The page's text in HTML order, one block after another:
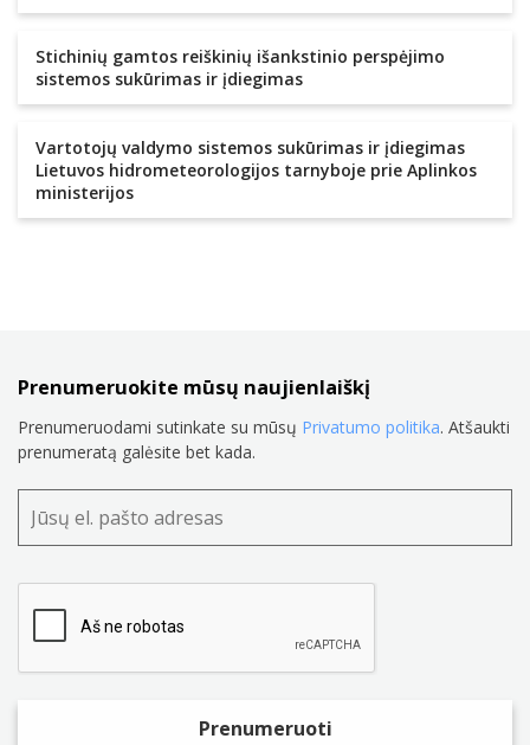
Stichinių gamtos reiškinių išankstinio perspėjimo
sistemos sukūrimas ir įdiegimas
Vartotojų valdymo sistemos sukūrimas ir įdiegimas
Lietuvos hidrometeorologijos tarnyboje prie Aplinkos
ministerijos
Prenumeruokite mūsų naujienlaiškį
Prenumeruodami sutinkate su mūsų Privatumo politika. Atšaukti
prenumeratą galėsite bet kada.